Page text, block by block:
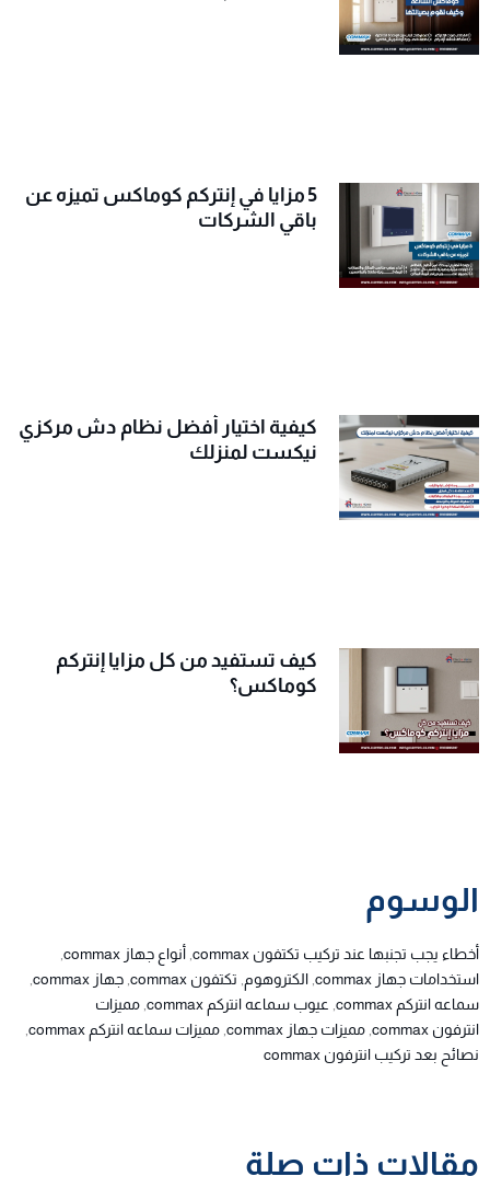
5 مزايا في إنتركم كوماكس تميزه عن
باقي الشركات
كيفية اختيار أفضل نظام دش مركزي
نيكست لمنزلك
كيف تستفيد من كل مزايا إنتركم
كوماكس؟
الوسوم
أخطاء يجب تجنبها عند تركيب تكتفون commax , أنواع جهاز commax
,
استخدامات جهاز commax
, الكتروهوم, تكتفون commax , جهاز commax
,
سماعه انتركم commax
, عيوب سماعه انتركم commax , مميزات
انترفون commax
, مميزات جهاز commax , مميزات سماعه انتركم commax
,
نصائح بعد تركيب انترفون commax
مقالات ذات صلة